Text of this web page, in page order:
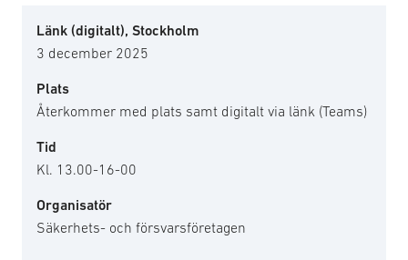
Länk (digitalt), Stockholm
3 december 2025
Plats
Återkommer med plats samt digitalt via länk (Teams)
Tid
Kl. 13.00-16-00
Organisatör
Säkerhets- och försvarsföretagen